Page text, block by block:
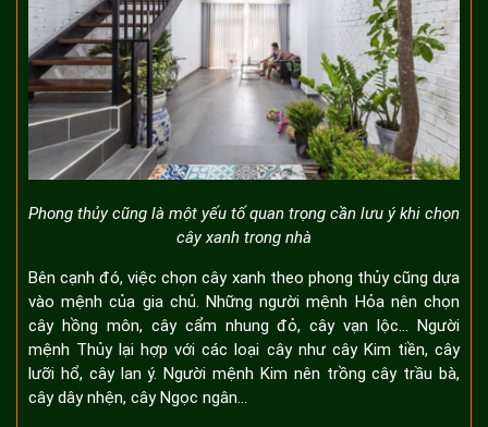
Phong thủy cũng là một yếu tố quan trọng cần lưu ý khi chọn
cây xanh trong nhà
Bên cạnh đó, việc chọn cây xanh theo phong thủy cũng dựa
vào mệnh của gia chủ. Những người mệnh Hỏa nên chọn
cây hồng môn, cây cẩm nhung đỏ, cây vạn lộc… Người
mệnh Thủy lại hợp với các loại cây như cây Kim tiền, cây
lưỡi hổ, cây lan ý. Người mệnh Kim nên trồng cây trầu bà,
cây dây nhện, cây Ngọc ngân…